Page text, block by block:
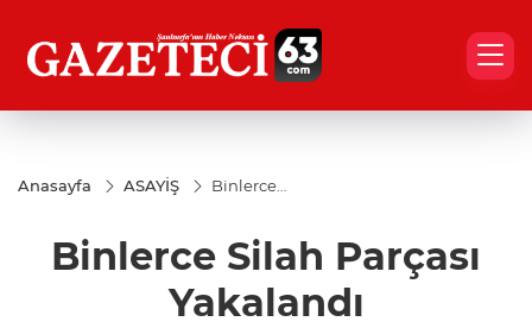
Anasayfa ASAYİŞ
Binlerce
Yakalandı
Binlerce Silah Parçası
Yakalandı